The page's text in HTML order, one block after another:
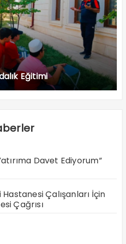
Eğitimi
Davet Ediyorum”
Çalışanları İçin
Çağrısı